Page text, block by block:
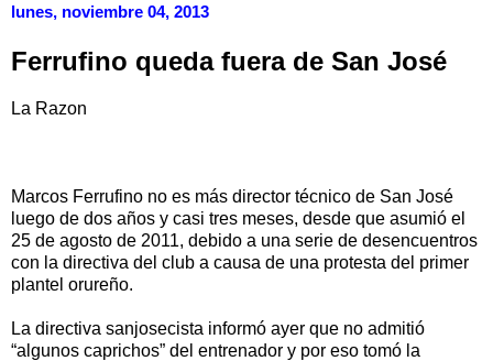
lunes, noviembre 04, 2013
Ferrufino queda fuera de San José
La Razon
Marcos Ferrufino no es más director técnico de San José
luego de dos años y casi tres meses, desde que asumió el
25 de agosto de 2011, debido a una serie de desencuentros
con la directiva del club a causa de una protesta del primer
plantel orureño.
La directiva sanjosecista informó ayer que no admitió
“algunos caprichos” del entrenador y por eso tomó la